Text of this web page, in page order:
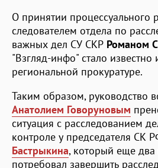
О принятии процессуального
следователем отдела по
важных дел СУ СКР Романом
"Взгляд-инфо" стало известно
региональной прокуратуре.
Таким образом, руководство
Анатолием Говоруновым
ситуация с расследованием
контроле у председателя СК
Бастрыкина, который еще два
потребовал завершить